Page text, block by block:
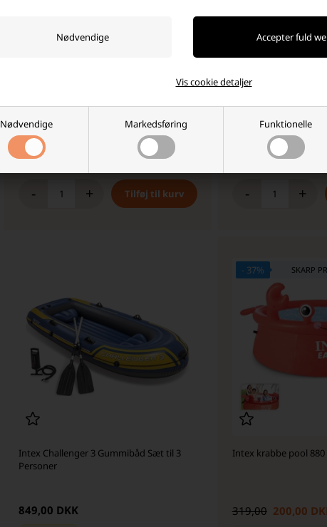
Nødvendige Markedsføring Funktionelle
Vis cookie detaljer
69,00
På lager Vi sender din pakkemandag
- +
Intex pool 3077 liter
550,00 DKK
Ikke på lager
- +
Intex Challenger 3 Gummibåd Sæt til 3
Personer
849,00 DKK
- 37% SKARP
Intex krabbe pool
319,00 200,00